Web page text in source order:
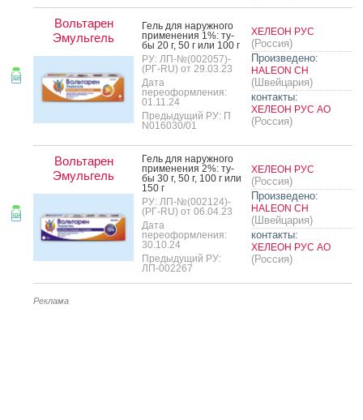
Вольтарен
Эмульгель
Гель для на­руж­но­го
при­мене­ния 1%: ту­
бы 20 г, 50 г или 100 г
РУ: ЛП-№(002057)-
(РГ-RU) от 29.03.23
Дата
переоформления:
01.11.24
Предыдущий РУ: П
N016030/01
ХЕЛЕОН РУС
(Россия)
Произведено:
HALEON CH
(Швейцария)
контакты:
ХЕЛЕОН РУС АО
(Россия)
Вольтарен
Эмульгель
Гель для на­руж­но­го
при­мене­ния 2%: ту­
бы 30 г, 50 г, 100 г или
150 г
РУ: ЛП-№(002124)-
(РГ-RU) от 06.04.23
Дата
переоформления:
30.10.24
Предыдущий РУ:
ЛП-002267
ХЕЛЕОН РУС
(Россия)
Произведено:
HALEON CH
(Швейцария)
контакты:
ХЕЛЕОН РУС АО
(Россия)
Реклама